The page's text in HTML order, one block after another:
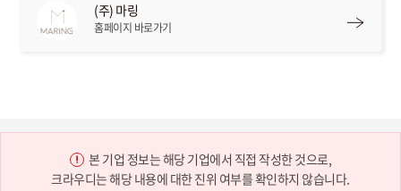
(주) 마링
홈페이지 바로가기
본 기업 정보는 해당 기업에서 직접 작성한 것으로,
크라우디는 해당 내용에 대한 진위 여부를 확인하지 않습니다.